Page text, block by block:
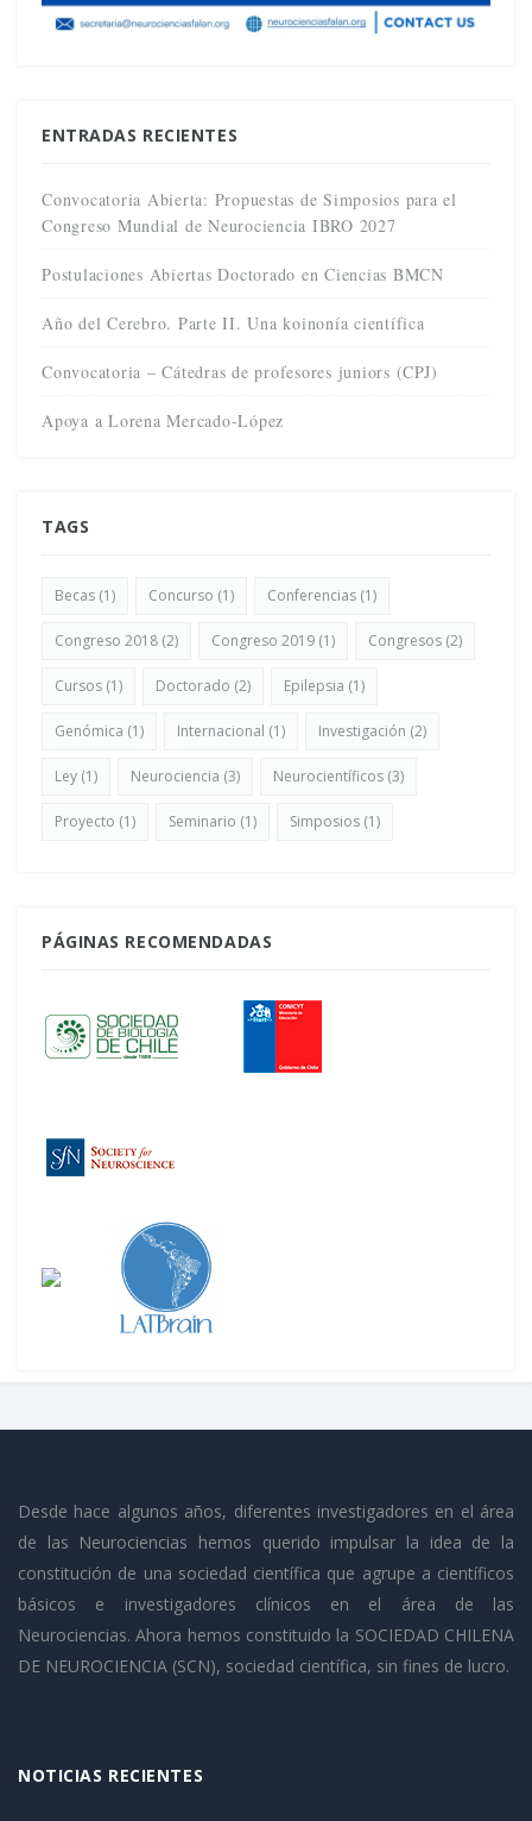
ENTRADAS RECIENTES
Convocatoria Abierta: Propuestas de Simposios para el
Congreso Mundial de Neurociencia IBRO 2027
Postulaciones Abiertas Doctorado en Ciencias BMCN
Año del Cerebro. Parte II. Una koinonía científica
Convocatoria – Cátedras de profesores juniors (CPJ)
Apoya a Lorena Mercado-López
TAGS
Becas (1) Concurso (1) Conferencias (1)
Congreso 2018 (2) Congreso 2019 (1) Congresos (2)
Cursos (1) Doctorado (2) Epilepsia (1)
Genómica (1) Internacional (1) Investigación (2)
Ley (1) Neurociencia (3) Neurocientíficos (3)
Proyecto (1) Seminario (1) Simposios (1)
PÁGINAS RECOMENDADAS
Desde hace algunos años, diferentes investigadores en el área
de las Neurociencias hemos querido impulsar la idea de la
constitución de una sociedad científica que agrupe a científicos
básicos e investigadores clínicos en el área de las
Neurociencias. Ahora hemos constituido la SOCIEDAD CHILENA
DE NEUROCIENCIA (SCN), sociedad científica, sin fines de lucro.
NOTICIAS RECIENTES